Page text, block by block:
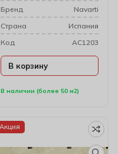
В наличии (более 50 м2)
Бренд
Navarti
Cтрана
Испания
Код
AC1203
В корзину
Акция